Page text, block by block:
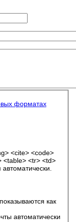
форматах
<cite> <code>
<table> <tr> <td>
как
автоматически